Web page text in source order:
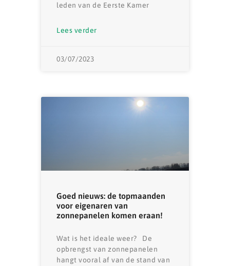
leden van de Eerste Kamer
Lees verder
03/07/2023
Goed nieuws: de topmaanden
voor eigenaren van
zonnepanelen komen eraan!
Wat is het ideale weer? De
opbrengst van zonnepanelen
hangt vooral af van de stand van